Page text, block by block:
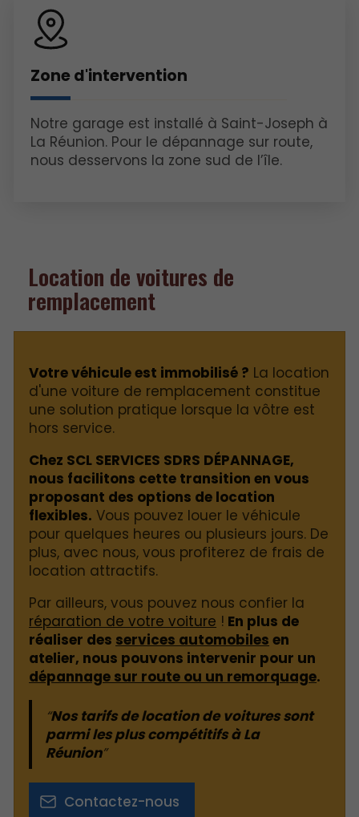
Zone d'intervention
Notre garage est installé à Saint-Joseph à
La Réunion. Pour le dépannage sur route,
nous desservons la zone sud de l’île.
Location de voitures de
remplacement
Votre véhicule est immobilisé ? La location
d'une voiture de remplacement constitue
une solution pratique lorsque la vôtre est
hors service.
Chez SCL SERVICES SDRS DÉPANNAGE,
nous facilitons cette transition en vous
proposant des options de location
flexibles. Vous pouvez louer le véhicule
pour quelques heures ou plusieurs jours. De
plus, avec nous, vous profiterez de frais de
location attractifs.
Par ailleurs, vous pouvez nous confier la
réparation de votre voiture ! En plus de
réaliser des services automobiles en
atelier, nous pouvons intervenir pour un
dépannage sur route ou un remorquage.
Nos tarifs de location de voitures sont
parmi les plus compétitifs à La
Réunion
Contactez-nous